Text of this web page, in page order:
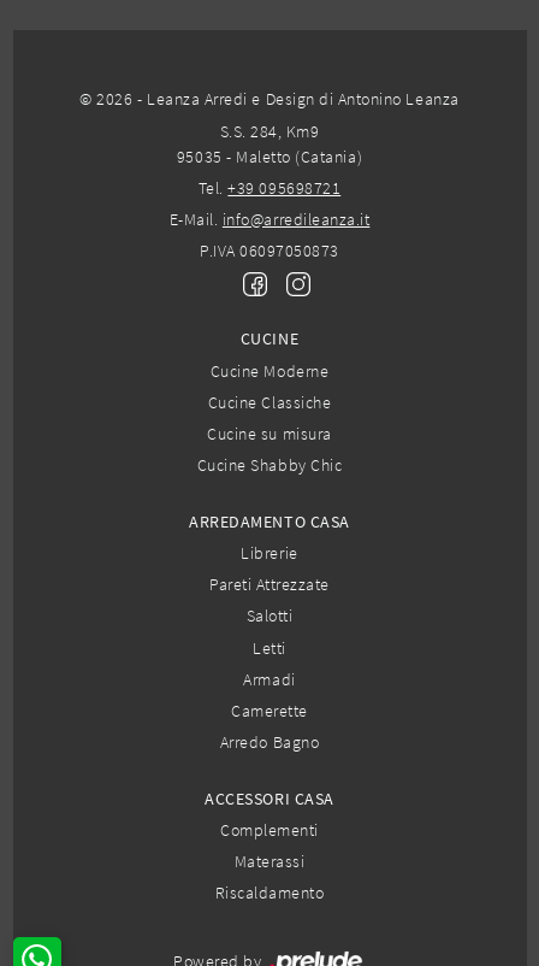
© 2026 - Leanza Arredi e Design di Antonino Leanza
S.S. 284, Km9
95035 - Maletto (Catania)
Tel.+39 095698721
E-Mail. info@arredileanza.it
P.IVA 06097050873
CUCINE
Cucine Moderne
Cucine Classiche
Cucine su misura
Cucine Shabby Chic
ARREDAMENTO CASA
Librerie
Pareti Attrezzate
Salotti
Letti
Armadi
Camerette
Arredo Bagno
ACCESSORI CASA
Complementi
Materassi
Riscaldamento
Powered by